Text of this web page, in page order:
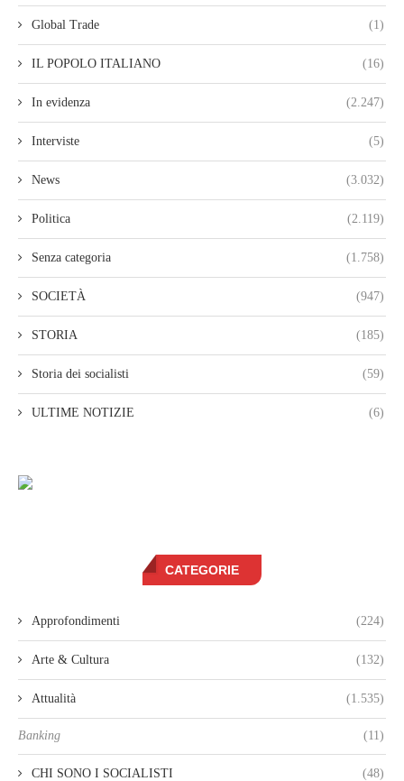
Global Trade (1)
IL POPOLO ITALIANO (16)
In evidenza (2.247)
Interviste (5)
News (3.032)
Politica (2.119)
Senza categoria (1.758)
SOCIETÀ (947)
STORIA (185)
Storia dei socialisti (59)
ULTIME NOTIZIE (6)
CATEGORIE
Approfondimenti (224)
Arte & Cultura (132)
Attualità (1.535)
Banking (11)
CHI SONO I SOCIALISTI (48)